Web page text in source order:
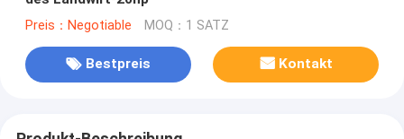
Preis：Negotiable MOQ：1 SATZ
Bestpreis Kontakt